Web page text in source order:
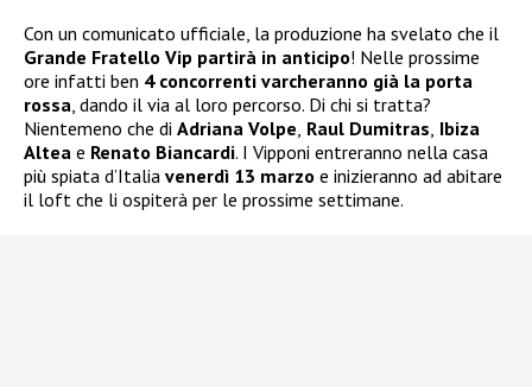
Con un comunicato ufficiale, la produzione ha svelato che il
Grande Fratello Vip partirà in anticipo! Nelle prossime
ore infatti ben 4 concorrenti varcheranno già la porta
rossa, dando il via al loro percorso. Di chi si tratta?
Nientemeno che di Adriana Volpe, Raul Dumitras, Ibiza
Altea e Renato Biancardi. I Vipponi entreranno nella casa
più spiata d’Italia venerdì 13 marzo e inizieranno ad abitare
il loft che li ospiterà per le prossime settimane.